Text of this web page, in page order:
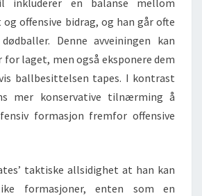
offensive bidrag, og han går ofte
Denne avveiningen kan
laget, men også eksponere dem
ballbesittelsen tapes. I kontrast
mer konservative tilnærming å
formasjon fremfor offensive
taktiske allsidighet at han kan
formasjoner, enten som en